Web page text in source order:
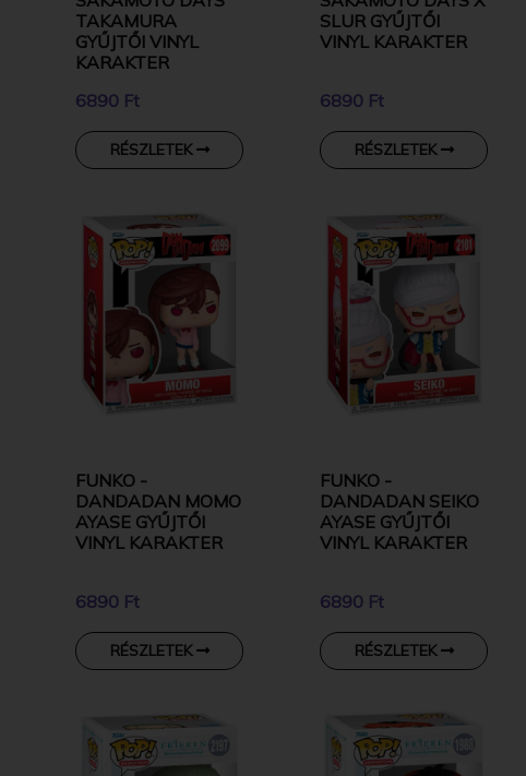
TAKAMURA
GYŰJTŐI VINYL
KARAKTER
6890 Ft
RÉSZLETEK
SLUR GYŰJTŐI
VINYL KARAKTER
6890 Ft
RÉSZLETEK
FUNKO -
DANDADAN MOMO
AYASE GYŰJTŐI
VINYL KARAKTER
6890 Ft
RÉSZLETEK
FUNKO -
DANDADAN SEIKO
AYASE GYŰJTŐI
VINYL KARAKTER
6890 Ft
RÉSZLETEK